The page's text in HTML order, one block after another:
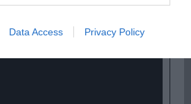
Data Access Privacy Policy